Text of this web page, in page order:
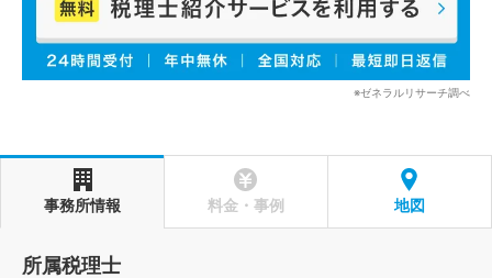
※ゼネラルリサーチ調べ
事務所情報 料金・事例 地図
所属税理士